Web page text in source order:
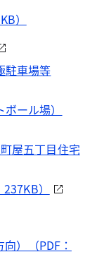
）
駐車場等
ール場）
屋五丁目住宅
）
）（PDF：